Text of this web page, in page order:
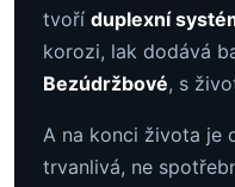
tvoří duplexní
korozi, lak dodává
Bezúdržbové, s
A na konci života je
trvanlivá, ne